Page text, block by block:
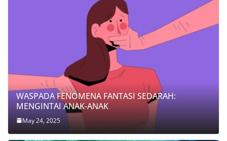
WASPADA FENOMENA FANTASI SEDARAH:
MENGINTAI ANAK-ANAK
May 24, 2025